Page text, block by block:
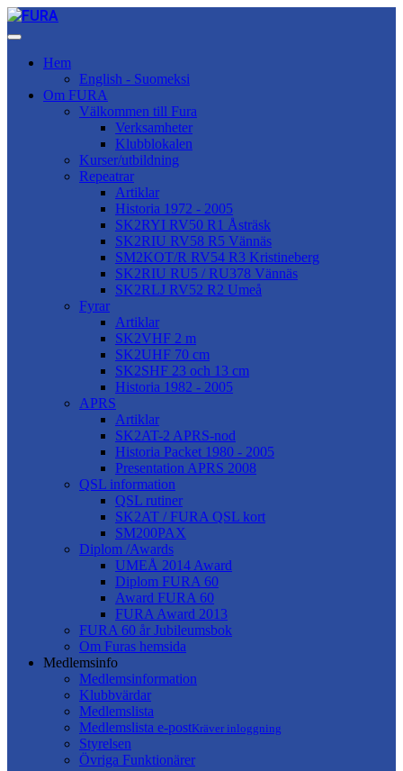
Hem
English - Suomeksi
Om FURA
Välkommen till Fura
Verksamheter
Klubblokalen
Kurser/utbildning
Repeatrar
Artiklar
Historia 1972 - 2005
SK2RYI RV50 R1 Åsträsk
SK2RIU RV58 R5 Vännäs
SM2KOT/R RV54 R3 Kristineberg
SK2RIU RU5 / RU378 Vännäs
SK2RLJ RV52 R2 Umeå
Fyrar
Artiklar
SK2VHF 2 m
SK2UHF 70 cm
SK2SHF 23 och 13 cm
Historia 1982 - 2005
APRS
Artiklar
SK2AT-2 APRS-nod
Historia Packet 1980 - 2005
Presentation APRS 2008
QSL information
QSL rutiner
SK2AT / FURA QSL kort
SM200PAX
Diplom /Awards
UMEÅ 2014 Award
Diplom FURA 60
Award FURA 60
FURA Award 2013
FURA 60 år Jubileumsbok
Om Furas hemsida
Medlemsinfo
Medlemsinformation
Klubbvärdar
Medlemslista
Medlemslista e-postKräver inloggning
Styrelsen
Övriga Funktionärer